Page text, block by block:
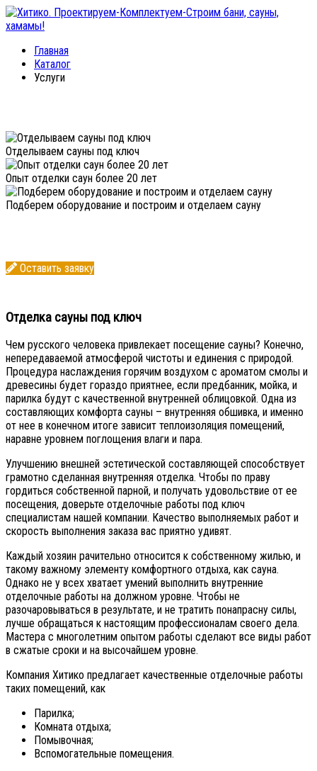
Главная
Каталог
Услуги
Отделываем сауны под ключ
Опыт отделки саун более 20 лет
Подберем оборудование и построим и отделаем сауну
Оставить заявку
Отделка сауны под ключ
Чем русского человека привлекает посещение сауны? Конечно,
непередаваемой атмосферой чистоты и единения с природой.
Процедура наслаждения горячим воздухом с ароматом смолы и
древесины будет гораздо приятнее, если предбанник, мойка, и
парилка будут с качественной внутренней облицовкой. Одна из
составляющих комфорта сауны – внутренняя обшивка, и именно
от нее в конечном итоге зависит теплоизоляция помещений,
наравне уровнем поглощения влаги и пара.
Улучшению внешней эстетической составляющей способствует
грамотно сделанная внутренняя отделка. Чтобы по праву
гордиться собственной парной, и получать удовольствие от ее
посещения, доверьте отделочные работы под ключ
специалистам нашей компании. Качество выполняемых работ и
скорость выполнения заказа вас приятно удивят.
Каждый хозяин рачительно относится к собственному жилью, и
такому важному элементу комфортного отдыха, как сауна.
Однако не у всех хватает умений выполнить внутренние
отделочные работы на должном уровне. Чтобы не
разочаровываться в результате, и не тратить понапрасну силы,
лучше обращаться к настоящим профессионалам своего дела.
Мастера с многолетним опытом работы сделают все виды работ
в сжатые сроки и на высочайшем уровне.
Компания Хитико предлагает качественные отделочные работы
таких помещений, как
Парилка;
Комната отдыха;
Помывочная;
Вспомогательные помещения.